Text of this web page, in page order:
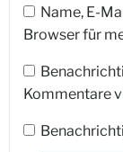
Name, E-
Browser für
Kommentare